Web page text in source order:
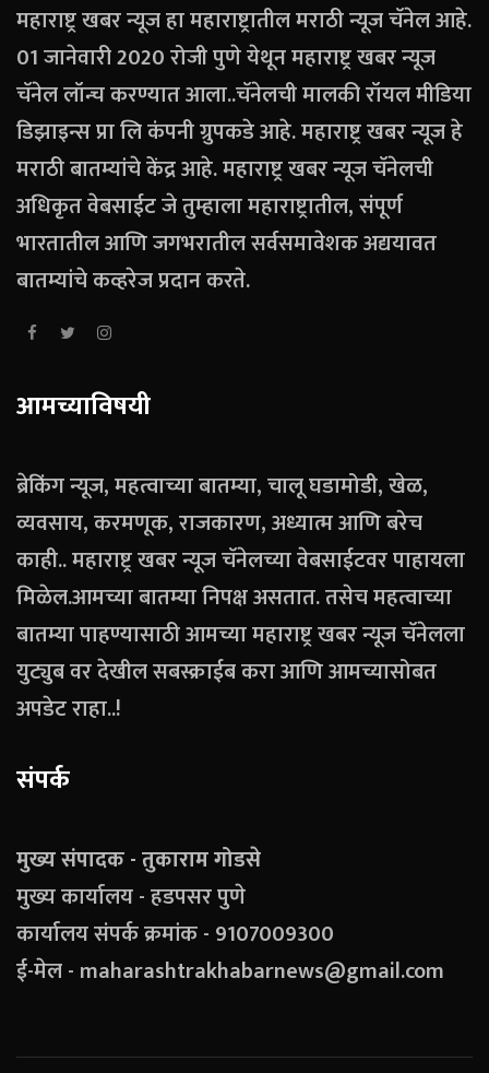
महाराष्ट्र खबर न्यूज हा महाराष्ट्रातील मराठी न्यूज चॅनेल आहे.
01 जानेवारी 2020 रोजी पुणे येथून महाराष्ट्र खबर न्यूज
चॅनेल लॉन्च करण्यात आला..चॅनेलची मालकी रॉयल मीडिया
डिझाइन्स प्रा लि कंपनी ग्रुपकडे आहे. महाराष्ट्र खबर न्यूज हे
मराठी बातम्यांचे केंद्र आहे. महाराष्ट्र खबर न्यूज चॅनेलची
अधिकृत वेबसाईट जे तुम्हाला महाराष्ट्रातील, संपूर्ण
भारतातील आणि जगभरातील सर्वसमावेशक अद्ययावत
बातम्यांचे कव्हरेज प्रदान करते.
आमच्याविषयी
ब्रेकिंग न्यूज, महत्वाच्या बातम्या, चालू घडामोडी, खेळ,
व्यवसाय, करमणूक, राजकारण, अध्यात्म आणि बरेच
काही.. महाराष्ट्र खबर न्यूज चॅनेलच्या वेबसाईटवर पाहायला
मिळेल.आमच्या बातम्या निपक्ष असतात. तसेच महत्वाच्या
बातम्या पाहण्यासाठी आमच्या महाराष्ट्र खबर न्यूज चॅनेलला
युट्युब वर देखील सबस्क्राईब करा आणि आमच्यासोबत
अपडेट राहा..!
संपर्क
मुख्य संपादक - तुकाराम गोडसे
मुख्य कार्यालय - हडपसर पुणे
कार्यालय संपर्क क्रमांक - 9107009300
ई-मेल - maharashtrakhabarnews@gmail.com